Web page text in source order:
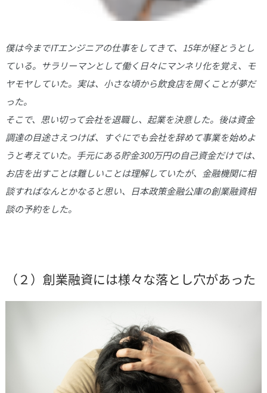
僕は今までITエンジニアの仕事をしてきて、15年が経とうとし
ている。サラリーマンとして働く日々にマンネリ化を覚え、モ
ヤモヤしていた。実は、小さな頃から飲食店を開くことが夢だ
った。
そこで、思い切って会社を退職し、起業を決意した。後は資金
調達の目途さえつけば、すぐにでも会社を辞めて事業を始めよ
うと考えていた。手元にある貯金300万円の自己資金だけでは、
お店を出すことは難しいことは理解していたが、金融機関に相
談すればなんとかなると思い、日本政策金融公庫の創業融資相
談の予約をした。
（２）創業融資には様々な落とし穴があった